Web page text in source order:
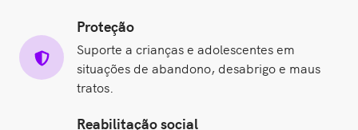
Proteção
Suporte a crianças e adolescentes em
situações de abandono, desabrigo e maus
tratos.
Reabilitação social